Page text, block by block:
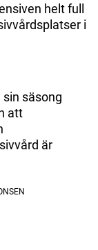
helt full
i
säsong
att
är